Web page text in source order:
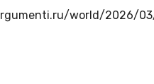
world/2026/